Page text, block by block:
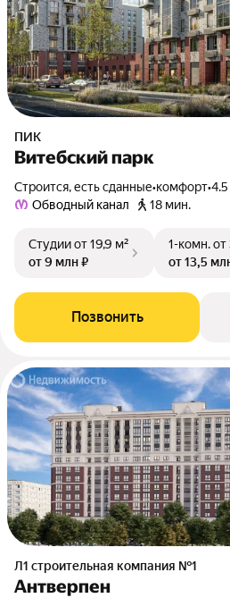
ПИК
Витебский парк
Строится, есть сданные•комфорт•
Обводный канал
18 мин.
Студииот 19,9 м²
от 9 млн ₽
1-комн.от
от 13,5
Позвонить
Л1 cтроительная компания №1
Антверпен